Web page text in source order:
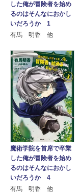
した俺が冒険者を始め
るのはそんなにおかし
いだろうか 1
有馬 明香 他
魔術学院を首席で卒業
した俺が冒険者を始め
るのはそんなにおかし
いだろうか 4
有馬 明香 他